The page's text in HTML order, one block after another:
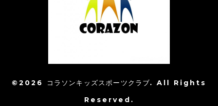
©2026 コラソンキッズスポーツクラブ. All Rights
Reserved.